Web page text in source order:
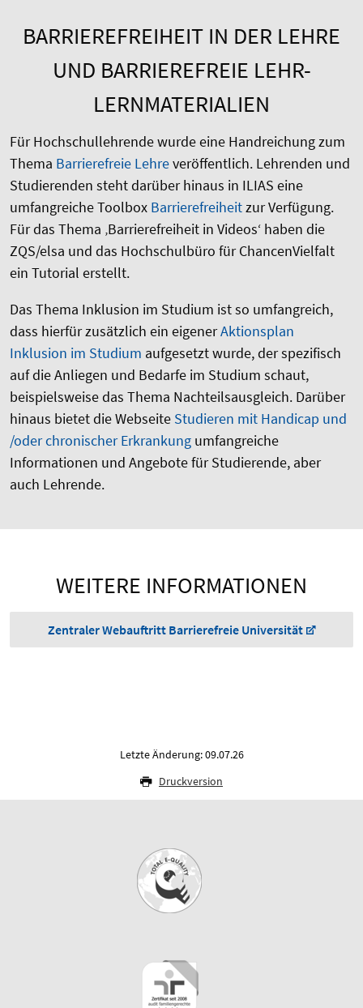
BARRIEREFREIHEIT IN DER LEHRE
UND BARRIEREFREIE LEHR-
LERNMATERIALIEN
Für Hochschullehrende wurde eine Handreichung zum
Thema Barrierefreie Lehreveröffentlich. Lehrenden und
Studierenden steht darüber hinaus in ILIAS eine
umfangreiche Toolbox Barrierefreiheitzur Verfügung.
Für das Thema ‚Barrierefreiheit in Videos‘ haben die
ZQS/elsa und das Hochschulbüro für ChancenVielfalt
ein Tutorial erstellt.
Das Thema Inklusion im Studium ist so umfangreich,
dass hierfür zusätzlich ein eigenerAktionsplan
Inklusion im Studium aufgesetzt wurde, der spezifisch
auf die Anliegen und Bedarfe im Studium schaut,
beispielsweise das Thema Nachteilsausgleich. Darüber
hinaus bietet die Webseite Studieren mit Handicap und
/oder chronischer Erkrankung umfangreiche
Informationen und Angebote für Studierende, aber
auch Lehrende.
WEITERE INFORMATIONEN
Zentraler Webauftritt Barrierefreie Universität
Letzte Änderung: 09.07.26
Druckversion